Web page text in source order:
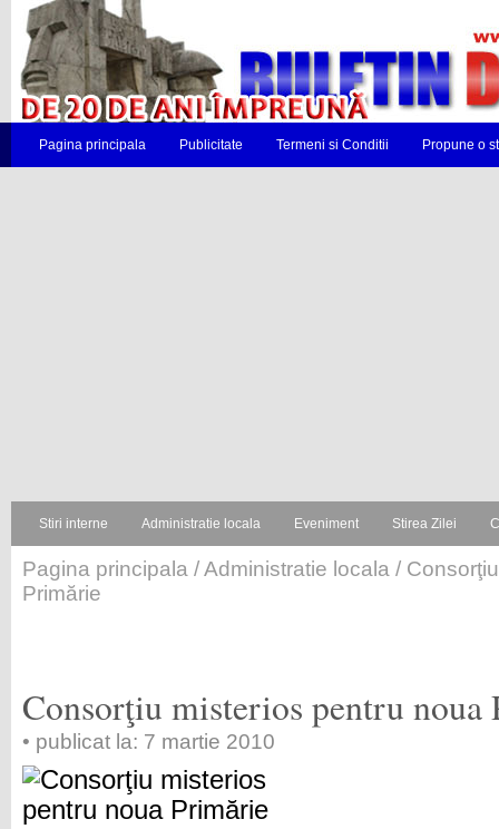
Pagina principala Publicitate Termeni si Conditii Propune o
Stiri interne Administratie locala Eveniment Stirea Zilei
Pagina principala /Administratie locala /
Primărie
Consorţiu misterios pentru noua
• publicat la: 7 martie 2010